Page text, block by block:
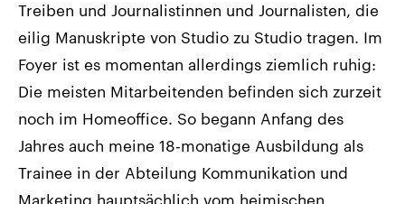
Treiben und Journalistinnen und Journalisten, die
eilig Manuskripte von Studio zu Studio tragen. Im
Foyer ist es momentan allerdings ziemlich ruhig:
Die meisten Mitarbeitenden befinden sich zurzeit
noch im Homeoffice. So begann Anfang des
Jahres auch meine 18-monatige Ausbildung als
Trainee in der Abteilung Kommunikation und
Marketing hauptsächlich vom heimischen